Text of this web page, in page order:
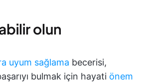
olun
uyum sağlama becerisi,
bulmak için hayati önem